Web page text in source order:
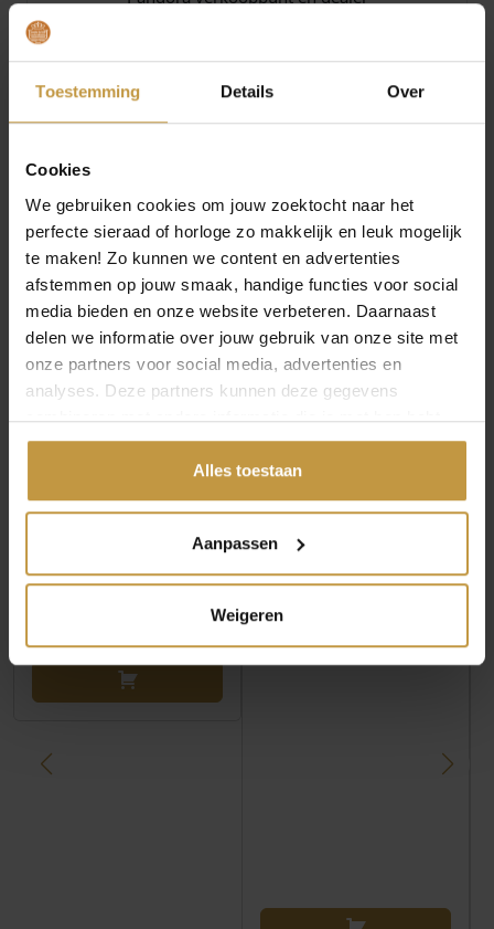
Toestemming Details Over
Cookies
We gebruiken cookies om jouw zoektocht naar het
perfecte sieraad of horloge zo makkelijk en leuk mogelijk
te maken! Zo kunnen we content en advertenties
afstemmen op jouw smaak, handige functies voor social
media bieden en onze website verbeteren. Daarnaast
delen we informatie over jouw gebruik van onze site met
onze partners voor social media, advertenties en
analyses. Deze partners kunnen deze gegevens
combineren met andere informatie die je met hen hebt
gedeeld of die ze hebben verzameld via jouw gebruik van
Alles toestaan
Aanpassen
Weigeren
sieraden. Wij bieden uitstekende service op je
aankoop in onze webshop. Bestel jouw Pandora
levering op zaterdag. De verzending is gratis vanaf
Specificaties
Over PANDORA Jewelry
MEER VAN PANDORA JEWELRY
SCHAKEL 330321/15
GROTE WITTE BLOEM
Binnenkort verwacht
NOMINATION
SCHAKEL 330204/45
WERELDBOL HART
Levertijd: 2-3 werkdagen